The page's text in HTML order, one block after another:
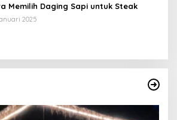
Memilih Daging Sapi untuk Steak
2025